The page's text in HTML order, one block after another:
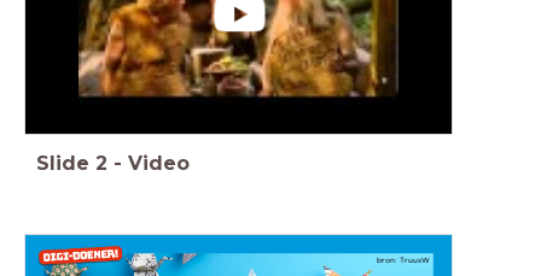
Slide 2 - Video
bron: TruusW